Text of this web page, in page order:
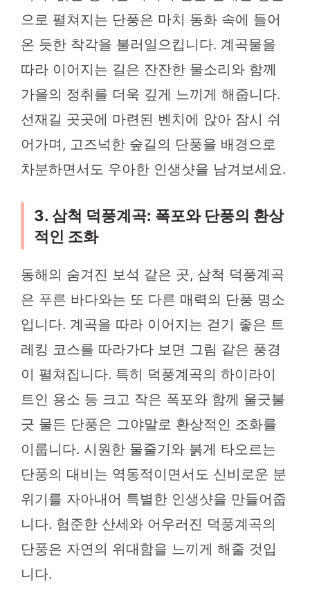
으로 펼쳐지는 단풍은 마치 동화 속에 들어
온 듯한 착각을 불러일으킵니다. 계곡물을
따라 이어지는 길은 잔잔한 물소리와 함께
가을의 정취를 더욱 깊게 느끼게 해줍니다.
선재길 곳곳에 마련된 벤치에 앉아 잠시 쉬
어가며, 고즈넉한 숲길의 단풍을 배경으로
차분하면서도 우아한 인생샷을 남겨보세요.
3. 삼척 덕풍계곡: 폭포와 단풍의 환상
적인 조화
동해의 숨겨진 보석 같은 곳, 삼척 덕풍계곡
은 푸른 바다와는 또 다른 매력의 단풍 명소
입니다. 계곡을 따라 이어지는 걷기 좋은 트
레킹 코스를 따라가다 보면 그림 같은 풍경
이 펼쳐집니다. 특히 덕풍계곡의 하이라이
트인 용소 등 크고 작은 폭포와 함께 울긋불
긋 물든 단풍은 그야말로 환상적인 조화를
이룹니다. 시원한 물줄기와 붉게 타오르는
단풍의 대비는 역동적이면서도 신비로운 분
위기를 자아내어 특별한 인생샷을 만들어줍
니다. 험준한 산세와 어우러진 덕풍계곡의
단풍은 자연의 위대함을 느끼게 해줄 것입
니다.